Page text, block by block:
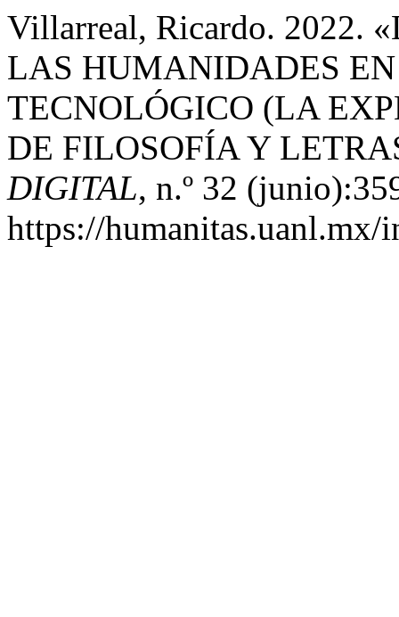
Villarreal, Ricardo. 2022.
LAS HUMANIDADES
TECNOLÓGICO (LA
DE FILOSOFÍA Y
DIGITAL, n.º 32
https://